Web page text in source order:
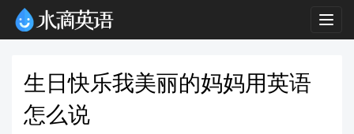
生日快乐我美丽的妈妈用英语
怎么说